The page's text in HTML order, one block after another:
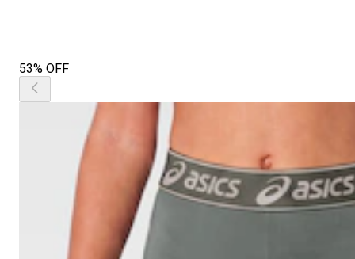
53% OFF